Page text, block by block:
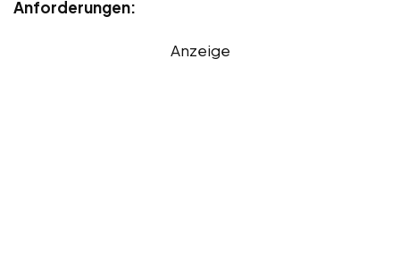
Anforderungen:
Anzeige